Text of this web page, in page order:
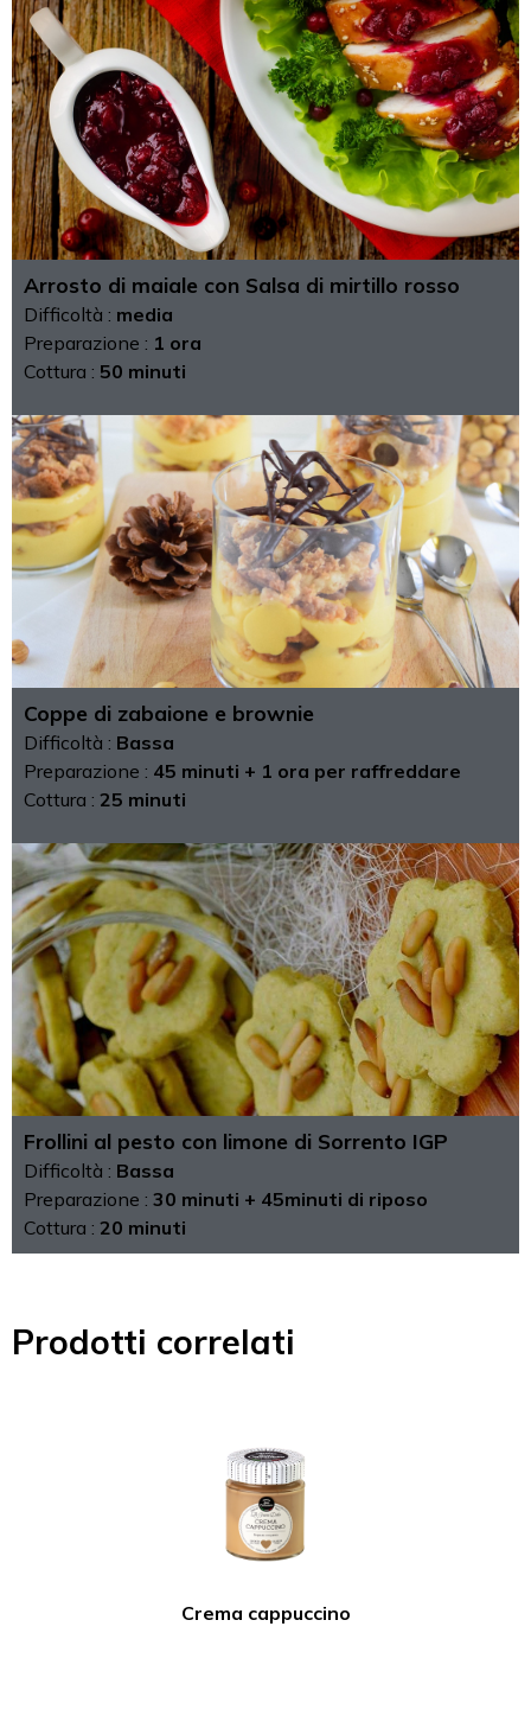
Arrosto di maiale con Salsa di mirtillo rosso
Difficoltà : media
Preparazione : 1 ora
Cottura : 50 minuti
Coppe di zabaione e brownie
Difficoltà : Bassa
Preparazione : 45 minuti + 1 ora per raffreddare
Cottura : 25 minuti
Frollini al pesto con limone di Sorrento IGP
Difficoltà : Bassa
Preparazione : 30 minuti + 45minuti di riposo
Cottura : 20 minuti
Prodotti correlati
Crema cappuccino